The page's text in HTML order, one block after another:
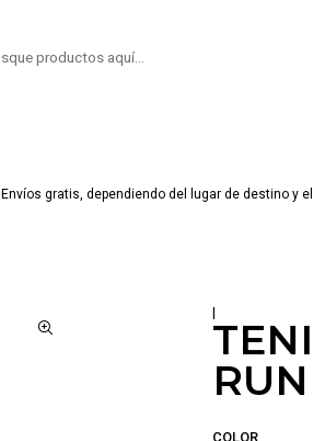
Envíos gratis, dependiendo del lugar de destino y
|
COLOR